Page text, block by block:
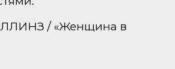
/ «Женщина в